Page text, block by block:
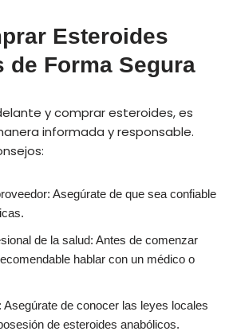
Esteroides
de Forma Segura
y comprar esteroides, es
informada y responsable.
Asegúrate de que sea confiable
de la salud: Antes de comenzar
hablar con un médico o
Asegúrate de conocer las leyes locales
de esteroides anabólicos.